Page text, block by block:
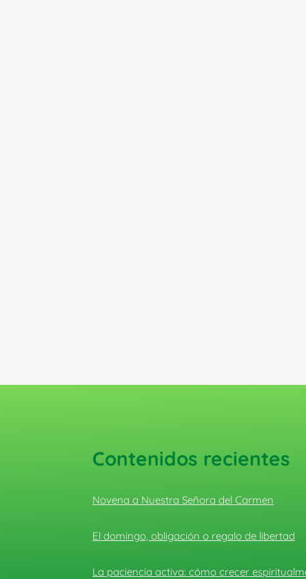
Contenidos recientes
Novena a Nuestra Señora del Carmen
El domingo, obligación o regalo de libertad
La paciencia activa: cómo crecer